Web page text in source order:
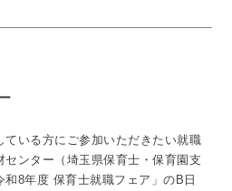
いる方にご参加いただきたい就職
ンター（埼玉県保育士・保育園支
8年度 保育士就職フェア」のB日